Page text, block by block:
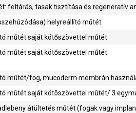
feltárás, tasak tisztítása és regeneratív
helyreállító műtét
műtét saját kötőszövettel műtét
műtét saját kötőszövettel műtét
mûtét/fog, mucoderm membrán
mûtét saját kötõszövettel mûtét/ 3
átültetés műtét (fogak vagy